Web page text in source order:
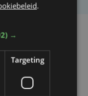
.
→
Targeting